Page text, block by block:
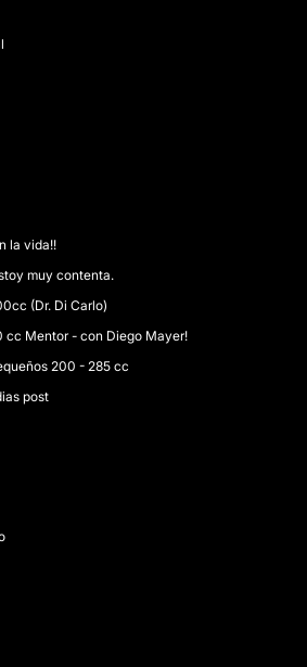
la vida!!
muy contenta.
(Dr. Di Carlo)
cc Mentor - con Diego Mayer!
200 - 285 cc
post